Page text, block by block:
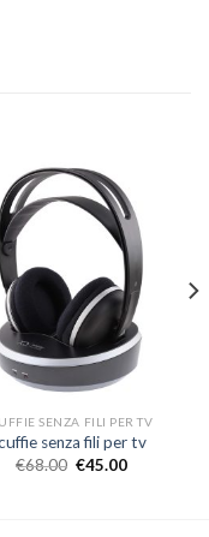
SENZA FILI PER TV
senza fili per tv
€68.00 €45.00